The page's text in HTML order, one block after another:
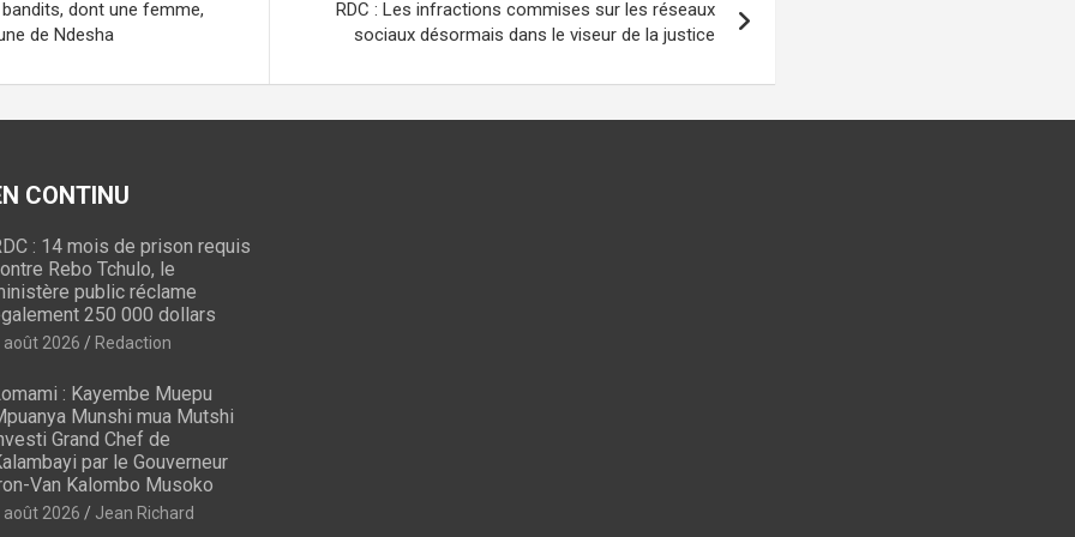
m
dont une femme,
de Ndesha
RDC : Les infractions commises sur les réseaux
sociaux désormais dans le viseur de la justice
CONTINU
: 14 mois de prison requis
Rebo Tchulo, le
public réclame
250 000 dollars
août 2026 Redaction
: Kayembe Muepu
Munshi mua Mutshi
Grand Chef de
par le Gouverneur
Van Kalombo Musoko
août 2026 Jean Richard